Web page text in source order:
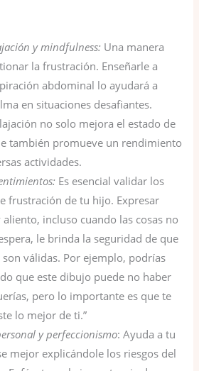
y mindfulness: Una manera
la frustración. Enseñarle a
abdominal lo ayudará a
en situaciones desafiantes.
no solo mejora el estado de
también promueve un rendimiento
actividades.
Es esencial validar los
frustración de tu hijo. Expresar
incluso cuando las cosas no
le brinda la seguridad de que
son válidas. Por ejemplo, podrías
que este dibujo puede no haber
pero lo importante es que te
lo mejor de ti.”
y perfeccionismo: Ayuda a tu
mejor explicándole los riesgos del